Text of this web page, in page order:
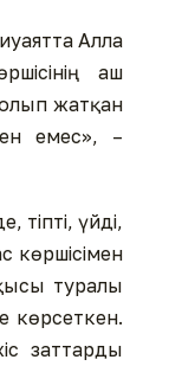
Алла
аш
жатқан
емес», –
тіпті, үйді,
көршісімен
туралы
көрсеткен.
заттарды